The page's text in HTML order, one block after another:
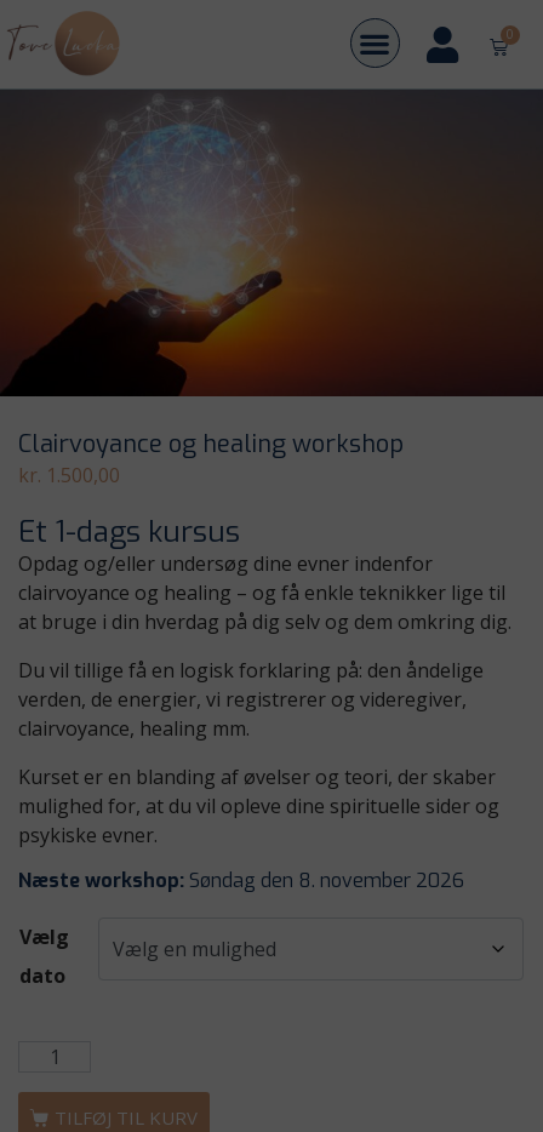
0
/Kurser og workshops
Clairvoyance og healing workshop
kr. 1.500,00
Et 1-dags kursus
Opdag og/eller undersøg dine evner indenfor
clairvoyance og healing – og få enkle teknikker lige til
at bruge i din hverdag på dig selv og dem omkring dig.
Du vil tillige få en logisk forklaring på: den åndelige
verden, de energier, vi registrerer og videregiver,
clairvoyance, healing mm.
Kurset er en blanding af øvelser og teori, der skaber
mulighed for, at du vil opleve dine spirituelle sider og
psykiske evner.
Næste workshop: Søndag den 8. november 2026
Vælg
dato
TILFØJ TIL KURV